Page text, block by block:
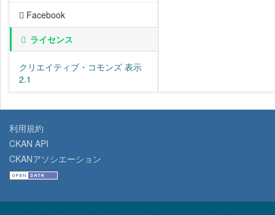
Facebook
ライセンス
クリエイティブ・コモンズ 表示
2.1
利用規約
CKAN API
CKANアソシエーション